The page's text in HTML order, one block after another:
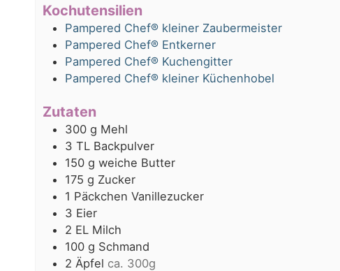
Kochutensilien
Pampered Chef® kleiner Zaubermeister
Pampered Chef® Entkerner
Pampered Chef® Kuchengitter
Pampered Chef® kleiner Küchenhobel
Zutaten
300 g Mehl
3 TL Backpulver
150 g weiche Butter
175 g Zucker
1 Päckchen Vanillezucker
3 Eier
2 EL Milch
100 g Schmand
2 Äpfel ca. 300g